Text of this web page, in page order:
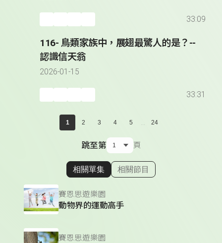
33:09
116- 鳥類家族中，展翅最驚人的是？--
認識信天翁
2026-01-15
33:31
1 2 3 4 5 ... 24
跳至第 頁
顯示相關單集
相關單集 相關節目
賽恩思遊樂園
動物界的運動高手
賽恩思遊樂園